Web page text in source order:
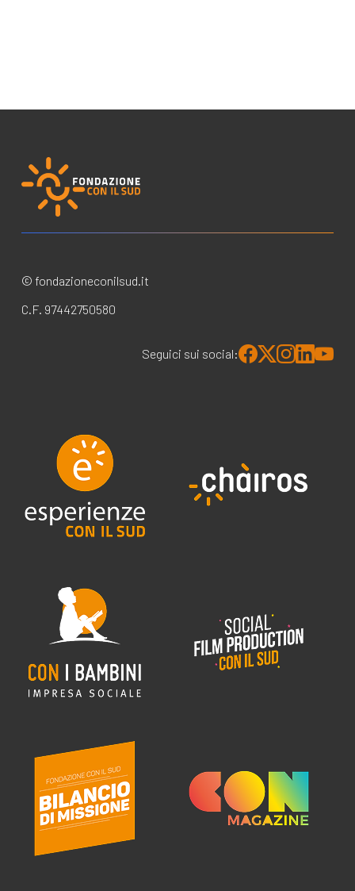
© fondazioneconilsud.it
C.F. 97442750580
Seguici sui social: